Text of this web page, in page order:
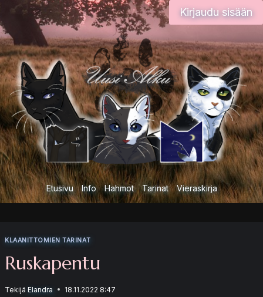
Siirry
sisältöön
Kirjaudu sisään
Etusivu Info Hahmot Tarinat Vieraskirja
KLAANITTOMIEN TARINAT
Ruskapentu
Tekijä Elandra 18.11.2022 8:47